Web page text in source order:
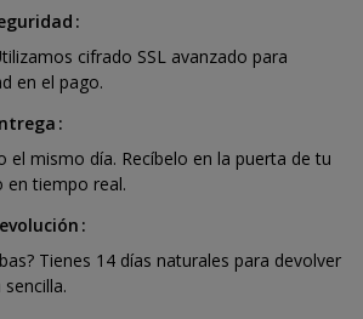
cifrado SSL avanzado para
en el pago.
el mismo día. Recíbelo en la puerta de tu
en tiempo real.
Tienes 14 días naturales para devolver